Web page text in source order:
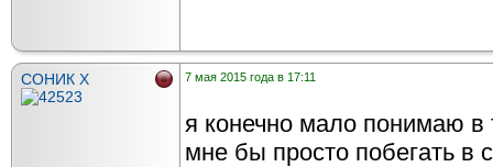
СОНИК X 7 мая 2015 года в 17:11
я конечно мало понимаю в
мне бы просто побегать в